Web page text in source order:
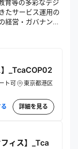
育等の多彩なデジ
たサービス運用の
経営・ガバナンス
過ごすことので
ップランナーを
_TcaCOP02
ト可 東京都港区
詳細を見る
ィス】_Tca